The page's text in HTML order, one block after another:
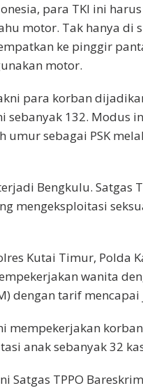
para TKI ini
motor. Tak hanya di
ke pinggir
motor.
para korban
sebanyak 132. Modus
umur sebagai PSK
Bengkulu. Satgas
mengeksploitasi
Kutai Timur, Polda
wanita
dengan tarif
mempekerjakan
anak sebanyak 32
Satgas TPPO